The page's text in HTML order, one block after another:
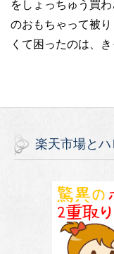
をしょっちゅう買
のおもちゃって被
くて困ったのは、
楽天市場とハ